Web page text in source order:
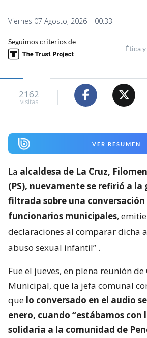
Viernes 07 Agosto, 2026 | 00:33
Seguimos criterios de
Ética
2162
visitas
VER RESUMEN
La alcaldesa de La Cruz,
(PS), nuevamente se refirió a la
filtrada sobre una conversación
funcionarios municipales,
declaraciones al comparar dicha
abuso sexual infantil” .
Fue el jueves, en plena reunión de
Municipal, que la jefa comunal
que lo conversado en el audio
enero, cuando “estábamos con
solidaria a la comunidad de